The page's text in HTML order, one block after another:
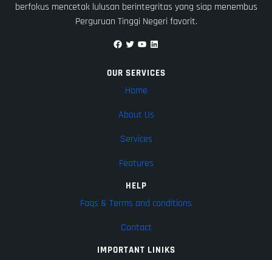
berfokus mencetak lulusan berintegritas yang siap menembus
Perguruan Tinggi Negeri favorit.
Facebook Twitter YouTube LinkedIn
OUR SERVICES
Home
About Us
Services
Features
HELP
Faqs & Terms and conditions
Contact
IMPORTANT LINIKS